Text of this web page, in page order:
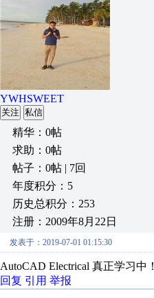
YWHSWEET
关注 私信
精华：0帖
求助：0帖
帖子：0帖 | 7回
年度积分：5
历史总积分：253
注册：2009年8月22日
发表于：2019-07-01 01:15:30
AutoCAD Electrical 真正学习中！
回复 引用 举报